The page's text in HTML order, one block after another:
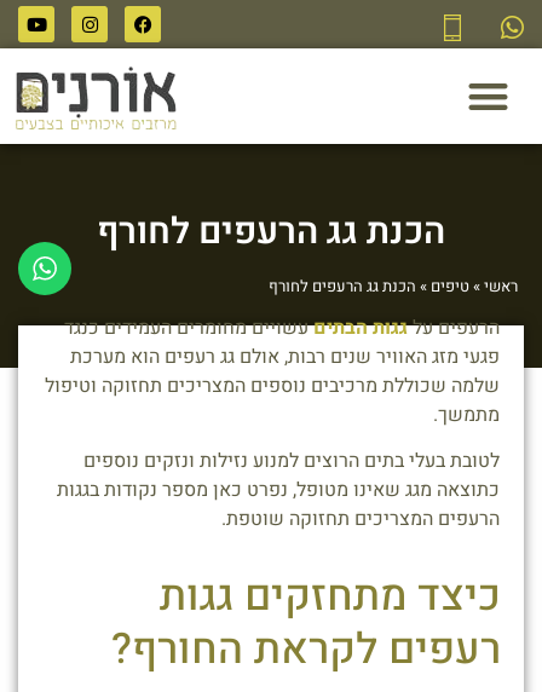
לתוכן
הכנת גג הרעפים לחורף
ראשי»טיפים » הכנת גג הרעפים לחורף
הרעפים עלגגות הבתיםעשויים מחומרים העמידים כנגד
פגעי מזג האוויר שנים רבות, אולם גג רעפים הוא מערכת
שלמה שכוללת מרכיבים נוספים המצריכים תחזוקה וטיפול
מתמשך.
לטובת בעלי בתים הרוצים למנוע נזילות ונזקים נוספים
כתוצאה מגג שאינו מטופל, נפרט כאן מספר נקודות בגגות
הרעפים המצריכים תחזוקה שוטפת.
כיצד מתחזקים גגות
רעפים לקראת החורף?